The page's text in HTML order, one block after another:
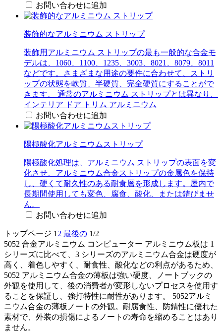
お問い合わせに追加
装飾的なアルミニウム ストリップ
装飾用アルミニウム ストリップの最も一般的な合金モ
デルは、1060、1100、1235、3003、8021、8079、8011
などです。さまざまな用途の要件に合わせて、ストリ
ップの状態を軟質、半硬質、完全硬質にすることがで
きます。 通常のアルミニウム ストリップとは異なり、
インテリア ドア トリム アルミニウム
お問い合わせに追加
陽極酸化アルミニウムストリップ
陽極酸化処理は、アルミニウム ストリップの表面を変
化させ、アルミニウム合金ストリップの金属色を保持
し、硬くて耐久性のある耐食層を形成します。屋内で
長期間使用しても変色、腐食、酸化、または錆びませ
ん。
お問い合わせに追加
トップページ 1 2 最後の 1/2
5052 合金アルミニウム コンピューター アルミニウム板は 1
シリーズに比べて、3 シリーズのアルミニウム合金は硬度が
高く、着色しやすく、耐食性、酸化などの利点があるため、
5052 アルミニウム合金の薄板は強い硬度、ノートブックの
外観を使用して、後の消費者が変形しないプロセスを使用す
ることを保証し、強打特性に耐性があります。 5052アルミ
ニウム合金の薄板ノートの外観。耐腐食性、防錆性に優れた
素材で、外装の損傷によるノートの寿命を縮めることはあり
ません。